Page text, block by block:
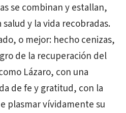
se combinan y estallan,
y la vida recobradas.
o mejor: hecho cenizas,
de la recuperación del
Lázaro, con una
de fe y gratitud, con la
plasmar vívidamente su